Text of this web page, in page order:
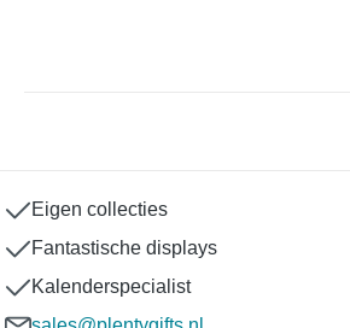
Eigen collecties
Fantastische displays
Kalenderspecialist